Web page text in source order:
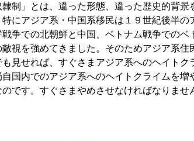
」とは、違った形態、違った歴史的背景
にアジア系・中国系移民は１９世紀後半
争での北朝鮮と中国、ベトナム戦争での
視を強めてきました。そのためアジア系住
見せれば、すぐさまアジア系へのヘイト
国内でのアジア系へのヘイトクライムを
です。すぐさまやめさせなければなりま